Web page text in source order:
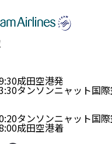
成田空港発
タンソンニャット国
タンソンニャット国
成田空港着